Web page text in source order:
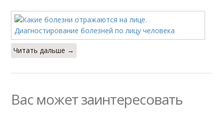
Читать дальше →
Вас может заинтересовать